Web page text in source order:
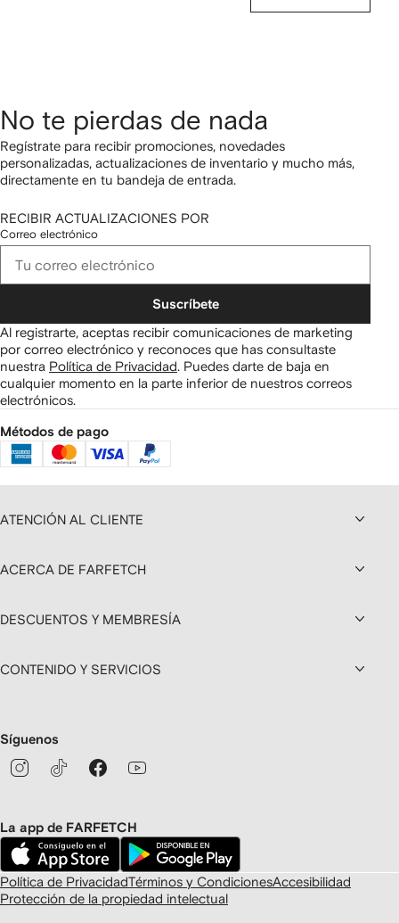
No te pierdas de nada
Regístrate para recibir promociones, novedades
personalizadas, actualizaciones de inventario y mucho más,
directamente en tu bandeja de entrada.
RECIBIR ACTUALIZACIONES POR
Correo electrónico
Suscríbete
Al registrarte, aceptas recibir comunicaciones de marketing
por correo electrónico y reconoces que has consultaste
nuestra Política de Privacidad. Puedes darte de baja en
cualquier momento en la parte inferior de nuestros correos
electrónicos.
Métodos de pago
ATENCIÓN AL CLIENTE
ACERCA DE FARFETCH
DESCUENTOS Y MEMBRESÍA
CONTENIDO Y SERVICIOS
Síguenos
La app de FARFETCH
Política de PrivacidadTérminos y CondicionesAccesibilidad
Protección de la propiedad intelectual